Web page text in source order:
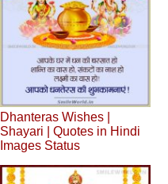
Dhanteras Wishes |
Shayari | Quotes in Hindi
Images Status